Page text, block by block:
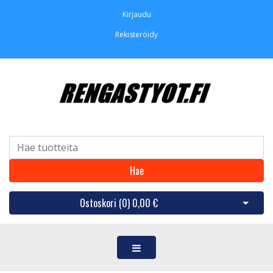
Kirjaudu
Rekisteröidy
Hae
Ostoskori (0) 0,00 € Avaa